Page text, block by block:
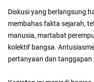
Diskusi yang berlangsung
membahas fakta sejarah,
manusia, martabat
kolektif bangsa.
pertanyaan dan